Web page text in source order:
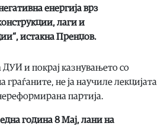
енергија врз
лаги и
истакна Пренџов.
и покрај казнувањето со
граѓаните, не ја научиле лекцијата
партија.
година 8 Мај, лани на